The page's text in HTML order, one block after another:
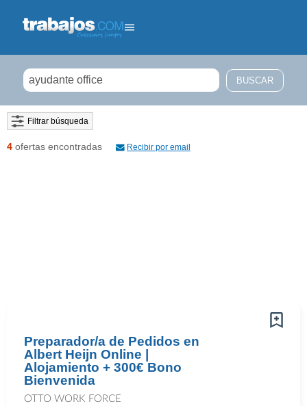
Filtrar búsqueda
4 ofertas encontradas Recibir por email
Preparador/a de Pedidos en
Albert Heijn Online |
Alojamiento + 300€ Bono
Bienvenida
OTTO WORK FORCE